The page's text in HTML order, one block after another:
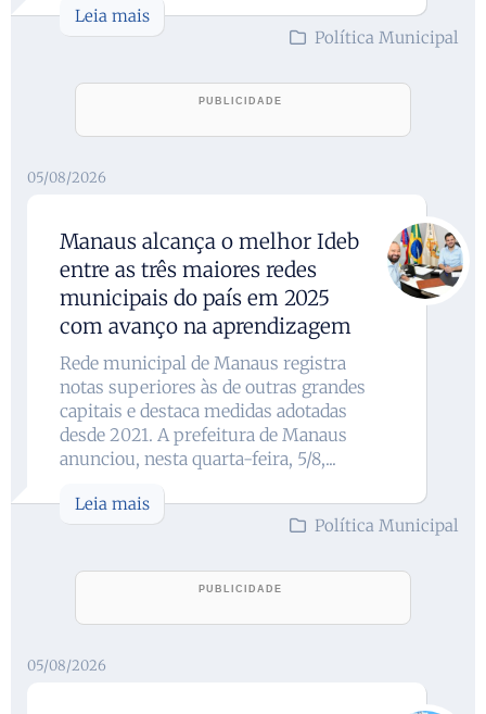
Leia mais
Política Municipal
05/08/2026
Manaus alcança o melhor Ideb
entre as três maiores redes
municipais do país em 2025
com avanço na aprendizagem
Rede municipal de Manaus registra
notas superiores às de outras grandes
capitais e destaca medidas adotadas
desde 2021. A prefeitura de Manaus
anunciou, nesta quarta-feira, 5/8,...
Leia mais
Política Municipal
05/08/2026